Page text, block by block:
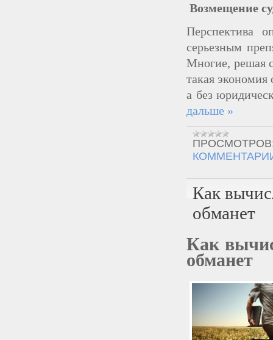
Возмещение
Перспектива
серьезным
Многие, решая
такая экономия
а без
дальше »
Как
обманет
Как
обманет